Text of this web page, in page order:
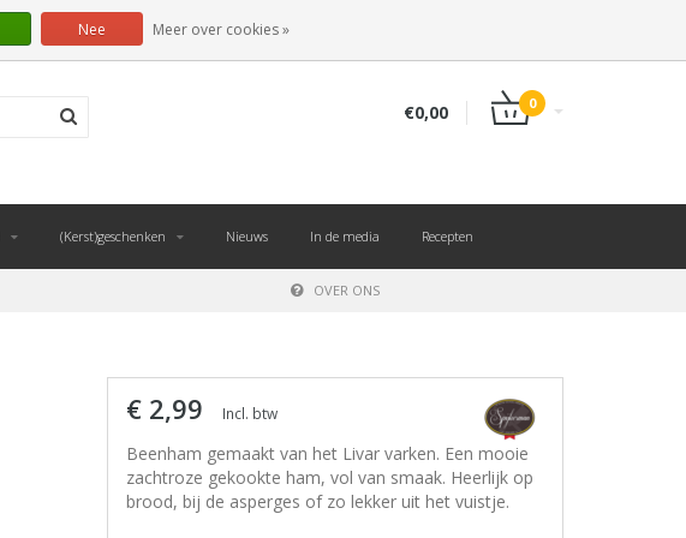
NL
€0,00 0
(Kerst)geschenken Nieuws In de media Recepten
OVER ONS
€ 2,99 Incl. btw
Beenham gemaakt van het Livar varken. Een mooie
zachtroze gekookte ham, vol van smaak. Heerlijk op
brood, bij de asperges of zo lekker uit het vuistje.
Nee Meer over cookies »